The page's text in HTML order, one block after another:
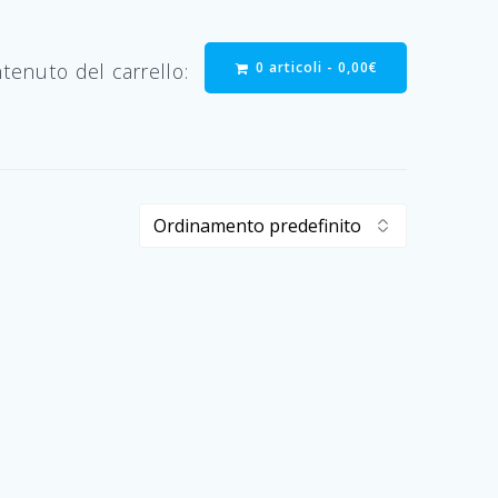
del carrello: 0 articoli - 0,00€